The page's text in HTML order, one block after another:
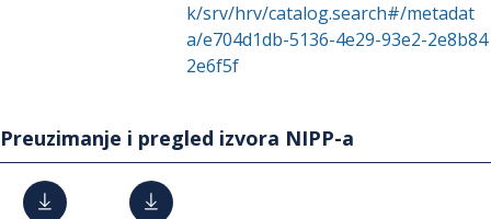
k/srv/hrv/catalog.search#/metadat
a/e704d1db-5136-4e29-93e2-2e8b84
2e6f5f
Preuzimanje i pregled izvora NIPP-a